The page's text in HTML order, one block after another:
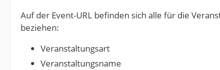
Auf der Event-URL befinden sich alle für die
beziehen:
Veranstaltungsart
Veranstaltungsname